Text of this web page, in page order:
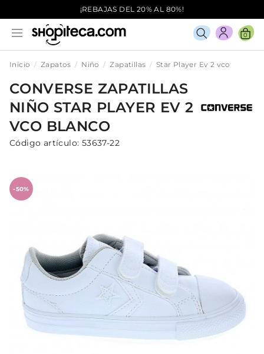
¡REBAJAS DEL 20% AL 80%!
0
Inicio Zapatos Niño Zapatillas Star Player Ev 2 vco
CONVERSE ZAPATILLAS
NIÑO STAR PLAYER EV 2
VCO BLANCO
Código artículo: 53637-22
-50%